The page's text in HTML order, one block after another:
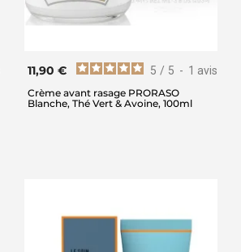
5 / 5 - 1 avis
11,90 €
Crème avant rasage PRORASO
Blanche, Thé Vert & Avoine, 100ml